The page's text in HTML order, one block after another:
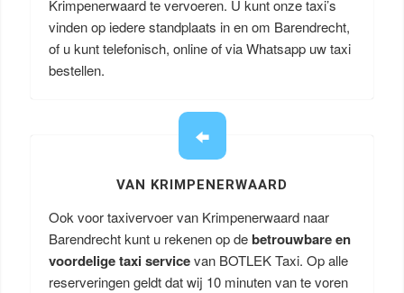
Krimpenerwaard te vervoeren. U kunt onze taxi’s
vinden op iedere standplaats in en om Barendrecht,
of u kunt telefonisch, online of via Whatsapp uw taxi
bestellen.
VAN KRIMPENERWAARD
Ook voor taxivervoer van Krimpenerwaard naar
Barendrecht kunt u rekenen op debetrouwbare en
voordelige taxi servicevan BOTLEK Taxi. Op alle
reserveringen geldt dat wij 10 minuten van te voren